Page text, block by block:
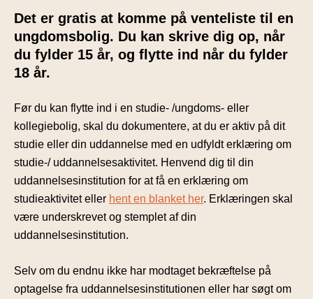
Det er gratis at komme på venteliste til en
ungdomsbolig. Du kan skrive dig op, når
du fylder 15 år, og flytte ind når du fylder
18 år.
Før du kan flytte ind i en studie- /ungdoms- eller
kollegiebolig, skal du dokumentere, at du er aktiv på dit
studie eller din uddannelse med en udfyldt erklæring om
studie-/ uddannelsesaktivitet. Henvend dig til din
uddannelsesinstitution for at få en erklæring om
studieaktivitet eller hent en blanket her. Erklæringen skal
være underskrevet og stemplet af din
uddannelsesinstitution.
Selv om du endnu ikke har modtaget bekræftelse på
optagelse fra uddannelsesinstitutionen eller har søgt om